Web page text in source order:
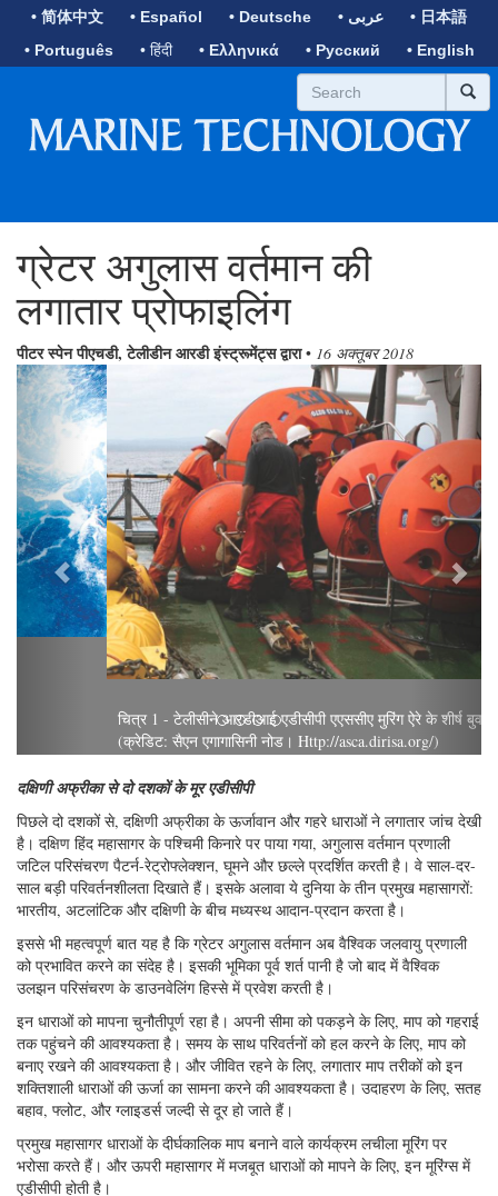
• 简体中文 • Español • Deutsche • عربى
• 日本語
• Português
• हिंदी • Ελληνικά • Русский • English
ग्रेटर अगुलास वर्तमान की
लगातार प्रोफाइलिंग
पीटर स्पेन पीएचडी, टेलीडीन आरडी इंस्ट्रूमेंट्स द्वारा• 16 अक्तूबर 2018
चित्र 1 - टेलीसीने आरडीआई एडीसीपी एएससीए मुरिंग ऐरे के शीर्ष बुवाई में बैठे हैं।
(क्रेडिट: सैएन एगागासिनी नोड। Http://asca.dirisa.org/)
Previous Next
दक्षिणी अफ्रीका से दो दशकों के मूर एडीसीपी
पिछले दो दशकों से, दक्षिणी अफ्रीका के ऊर्जावान और गहरे धाराओं ने लगातार जांच देखी
है। दक्षिण हिंद महासागर के पश्चिमी किनारे पर पाया गया, अगुलास वर्तमान प्रणाली
जटिल परिसंचरण पैटर्न-रेट्रोफ्लेक्शन, घूमने और छल्ले प्रदर्शित करती है। वे साल-दर-
साल बड़ी परिवर्तनशीलता दिखाते हैं। इसके अलावा ये दुनिया के तीन प्रमुख महासागरों:
भारतीय, अटलांटिक और दक्षिणी के बीच मध्यस्थ आदान-प्रदान करता है।
इससे भी महत्वपूर्ण बात यह है कि ग्रेटर अगुलास वर्तमान अब वैश्विक जलवायु प्रणाली
को प्रभावित करने का संदेह है। इसकी भूमिका पूर्व शर्त पानी है जो बाद में वैश्विक
उलझन परिसंचरण के डाउनवेलिंग हिस्से में प्रवेश करती है।
इन धाराओं को मापना चुनौतीपूर्ण रहा है। अपनी सीमा को पकड़ने के लिए, माप को गहराई
तक पहुंचने की आवश्यकता है। समय के साथ परिवर्तनों को हल करने के लिए, माप को
बनाए रखने की आवश्यकता है। और जीवित रहने के लिए, लगातार माप तरीकों को इन
शक्तिशाली धाराओं की ऊर्जा का सामना करने की आवश्यकता है। उदाहरण के लिए, सतह
बहाव, फ्लोट, और ग्लाइडर्स जल्दी से दूर हो जाते हैं।